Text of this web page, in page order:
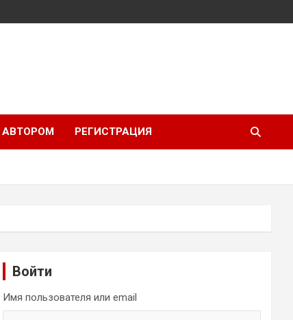
АВТОРОМ РЕГИСТРАЦИЯ
Войти
Имя пользователя или email